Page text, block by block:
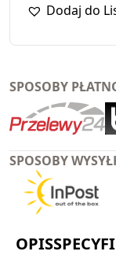
Dodaj do
SPOSOBY
SPOSOBY
OPIS